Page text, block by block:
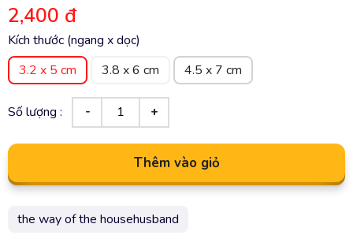
2,400 đ
Kích thước (ngang x dọc)
3.2 x 5 cm
3.8 x 6 cm 4.5 x 7 cm
Số lượng :
Thêm vào giỏ
the way of the househusband